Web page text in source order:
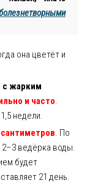
она цветёт и
с жарким
и часто.
недели.
. По
2–3 ведёрка воды.
будет
21 день.